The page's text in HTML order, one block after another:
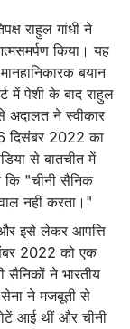
राहुल गांधी ने
किया। यह
बयान
में पेशी के बाद राहुल
अदालत ने स्वीकार
दिसंबर 2022 का
से बातचीत में
"चीनी सैनिक
नहीं करता।"
इसे लेकर आपत्ति
2022 को एक
सैनिकों ने भारतीय
ने मजबूती से
आई थीं और चीनी